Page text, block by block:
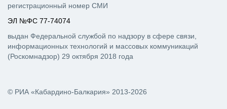
© РИА «Кабардино-Балкария» 2013-2026
регистрационный номер СМИ
ЭЛ №ФС 77-74074
выдан Федеральной службой по надзору в сфере связи,
информационных технологий и массовых коммуникаций
(Роскомнадзор) 29 октября 2018 года